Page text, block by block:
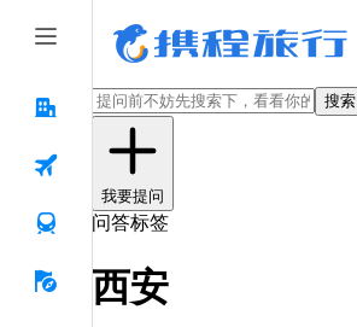
搜索
我要提问
问答标签
西安